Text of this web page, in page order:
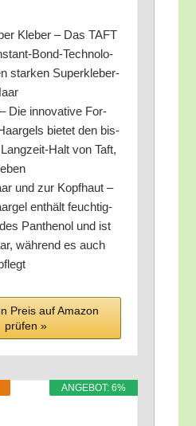
Kle­ber – Das TAFT
Bond-Tech­no­lo­
star­ken Super­kle­ber-
Die inno­va­ti­ve For­
bie­tet den bis­
Halt von Taft,
und zur Kopf­haut –
ent­hält feuch­tig­
Pan­the­nol und ist
wäh­rend es auch
Preis auf Ama­zon
prü­fen »
ANGE­BOT: 6%